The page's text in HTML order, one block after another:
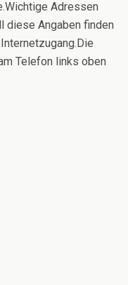
Adressen
diese Angaben finden
Telefon links oben